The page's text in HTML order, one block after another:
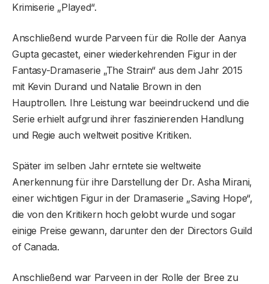
Krimiserie „Played“.
Anschließend wurde Parveen für die Rolle der Aanya
Gupta gecastet, einer wiederkehrenden Figur in der
Fantasy-Dramaserie „The Strain“ aus dem Jahr 2015
mit Kevin Durand und Natalie Brown in den
Hauptrollen. Ihre Leistung war beeindruckend und die
Serie erhielt aufgrund ihrer faszinierenden Handlung
und Regie auch weltweit positive Kritiken.
Später im selben Jahr erntete sie weltweite
Anerkennung für ihre Darstellung der Dr. Asha Mirani,
einer wichtigen Figur in der Dramaserie „Saving Hope“,
die von den Kritikern hoch gelobt wurde und sogar
einige Preise gewann, darunter den der Directors Guild
of Canada.
Anschließend war Parveen in der Rolle der Bree zu